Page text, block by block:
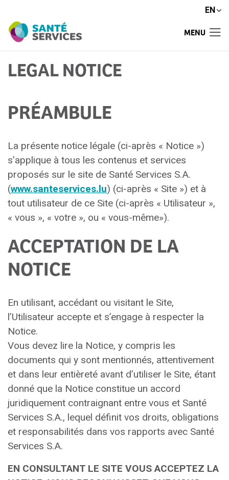
EN
MENU
LEGAL NOTICE
PRÉAMBULE
La présente notice légale (ci-après « Notice »)
s’applique à tous les contenus et services
proposés sur le site de Santé Services S.A.
(www.santeservices.lu) (ci-après « Site ») et à
tout utilisateur de ce Site (ci-après « Utilisateur »,
« vous », « votre », ou « vous-même»).
ACCEPTATION DE LA
NOTICE
En utilisant, accédant ou visitant le Site,
l’Utilisateur accepte et s’engage à respecter la
Notice.
Vous devez lire la Notice, y compris les
documents qui y sont mentionnés, attentivement
et dans leur entièreté avant d’utiliser le Site, étant
donné que la Notice constitue un accord
juridiquement contraignant entre vous et Santé
Services S.A., lequel définit vos droits, obligations
et responsabilités dans vos rapports avec Santé
Services S.A.
EN CONSULTANT LE SITE VOUS ACCEPTEZ LA